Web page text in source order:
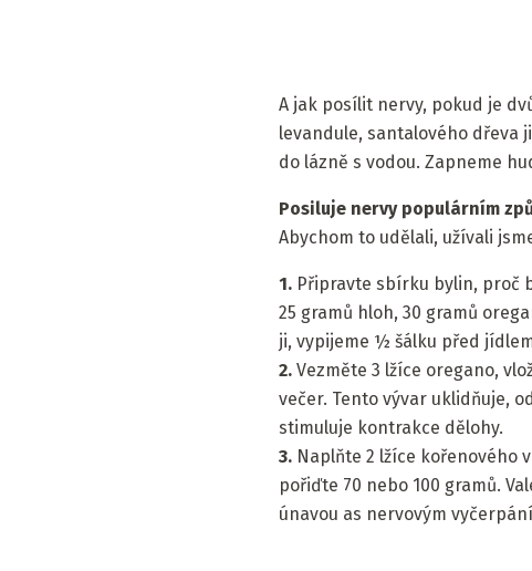
A jak posílit nervy, pokud je
levandule, santalového dřeva
do lázně s vodou. Zapneme
Posiluje nervy populárním
Abychom to udělali, užívali
1. Připravte sbírku bylin, proč
25 gramů hloh, 30 gramů
ji, vypijeme ½ šálku před
2. Vezměte 3 lžíce oregano,
večer. Tento vývar uklidňuje,
stimuluje kontrakce dělohy.
3. Naplňte 2 lžíce kořenového
pořiďte 70 nebo 100 gramů.
únavou as nervovým